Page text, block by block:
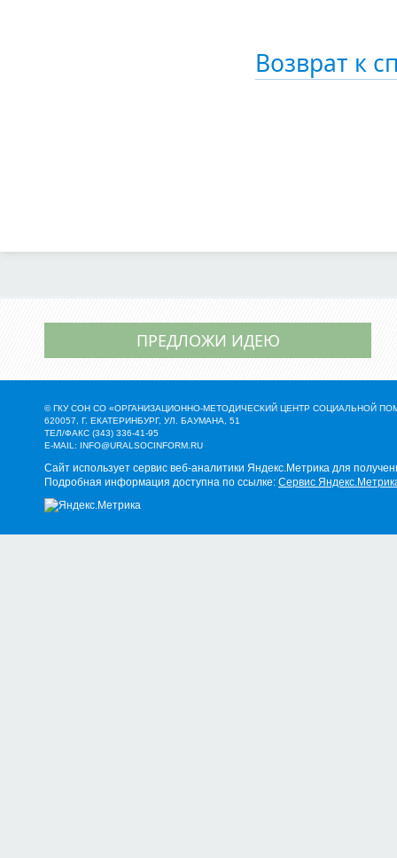
Возврат к
ПРЕДЛОЖИ ИДЕЮ
© ГКУ СОН СО «ОРГАНИЗАЦИОННО-МЕТОДИЧЕСКИЙ ЦЕНТР СОЦИАЛЬНОЙ
620057, Г. ЕКАТЕРИНБУРГ, УЛ. БАУМАНА, 51
ТЕЛ/ФАКС (343) 336-41-95
E-MAIL: INFO@URALSOCINFORM.RU
Сайт использует сервис веб-аналитики Яндекс.Метрика для
Подробная информация доступна по ссылке: Сервис